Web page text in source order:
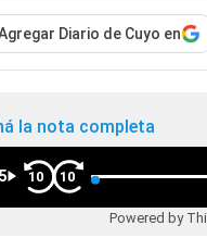
Diario de Cuyo en
la nota completa
10 10
Powered by